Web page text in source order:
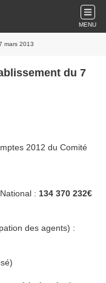
MENU
mars 2013
du 7
2012 du Comité
: 134 370 232€
des agents) :